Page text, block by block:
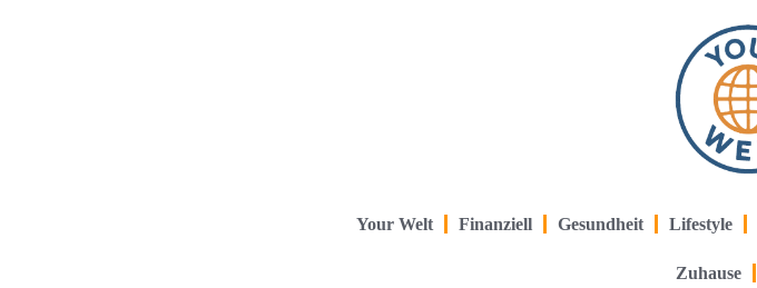
Your Welt Finanziell Gesundheit Lifestyle
Zuhause